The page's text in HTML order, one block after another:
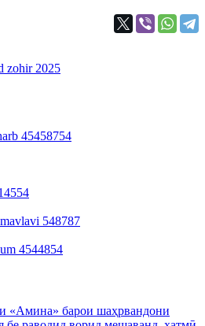
«Амина» барои шаҳрвандони